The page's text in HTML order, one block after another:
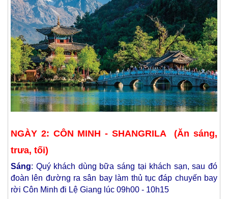
NGÀY 2: CÔN MINH - SHANGRILA (Ăn sáng,
trưa, tối)
Sáng: Quý khách dùng bữa sáng tại khách sạn, sau đó
đoàn lên đường ra sân bay làm thủ tục đáp chuyến bay
rời Côn Minh đi Lệ Giang lúc 09h00 - 10h15